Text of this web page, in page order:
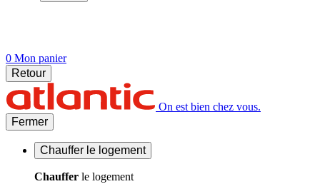
0 Mon panier
Retour
On est bien chez vous.
Fermer
Chauffer le logement
Chauffer le logement